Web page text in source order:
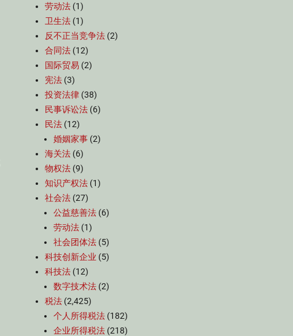
劳动法 (1)
卫生法 (1)
反不正当竞争法 (2)
合同法 (12)
国际贸易 (2)
宪法 (3)
投资法律 (38)
民事诉讼法 (6)
民法 (12)
婚姻家事 (2)
海关法 (6)
物权法 (9)
知识产权法 (1)
社会法 (27)
公益慈善法 (6)
劳动法 (1)
社会团体法 (5)
科技创新企业 (5)
科技法 (12)
数字技术法 (2)
税法 (2,425)
个人所得税法 (182)
企业所得税法 (218)